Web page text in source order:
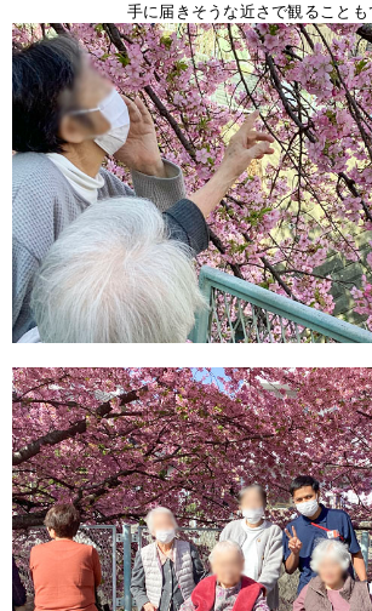
手に届きそうな近さで観ることも